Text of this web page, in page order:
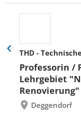
THD -
Professorin /
Lehrgebiet
Renovierung"
Deggendorf
Eine
zurück